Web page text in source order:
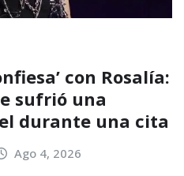
con Rosalía:
sufrió una
durante una cita
Ago 4, 2026